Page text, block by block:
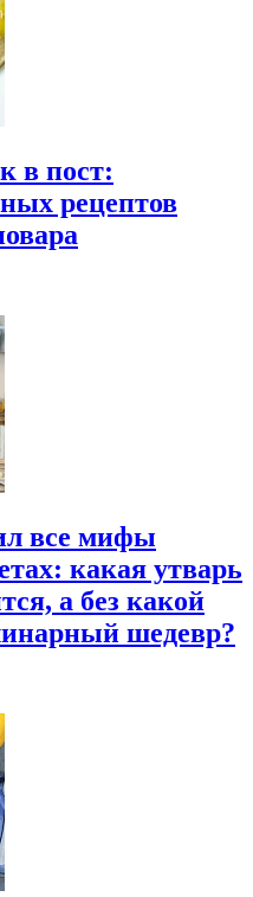
в пост:
рецептов
все мифы
какая утварь
а без какой
шедевр?